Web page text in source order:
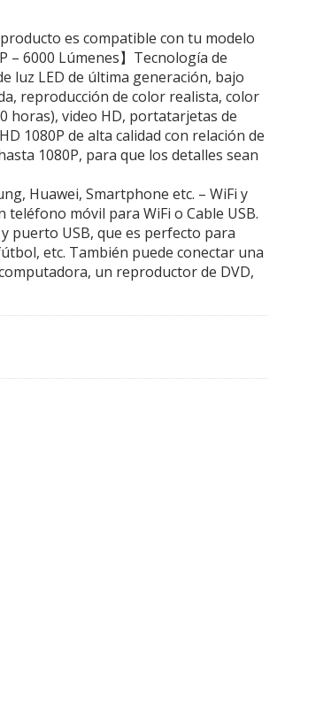
es compatible con tu modelo
– 6000 Lúmenes】Tecnología de
luz LED de última generación, bajo
reproducción de color realista, color
horas), video HD, portatarjetas de
1080P de alta calidad con relación de
1080P, para que los detalles sean
Huawei, Smartphone etc. – WiFi y
móvil para WiFi o Cable USB.
puerto USB, que es perfecto para
etc. También puede conectar una
un reproductor de DVD,